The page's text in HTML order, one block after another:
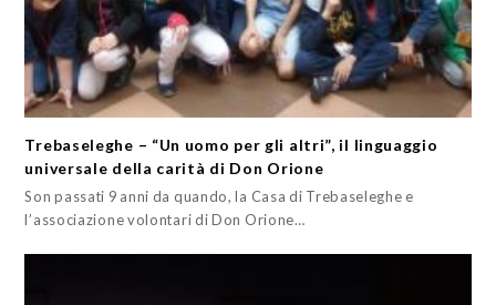
Trebaseleghe – “Un uomo per gli altri”, il linguaggio
universale della carità di Don Orione
Son passati 9 anni da quando, la Casa di Trebaseleghe e
l’associazione volontari di Don Orione…